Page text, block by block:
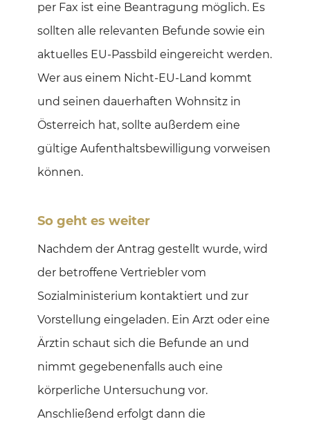
per Fax ist eine Beantragung möglich. Es
sollten alle relevanten Befunde sowie ein
aktuelles EU-Passbild eingereicht werden.
Wer aus einem Nicht-EU-Land kommt
und seinen dauerhaften Wohnsitz in
Österreich hat, sollte außerdem eine
gültige Aufenthaltsbewilligung vorweisen
können.
So geht es weiter
Nachdem der Antrag gestellt wurde, wird
der betroffene Vertriebler vom
Sozialministerium kontaktiert und zur
Vorstellung eingeladen. Ein Arzt oder eine
Ärztin schaut sich die Befunde an und
nimmt gegebenenfalls auch eine
körperliche Untersuchung vor.
Anschließend erfolgt dann die